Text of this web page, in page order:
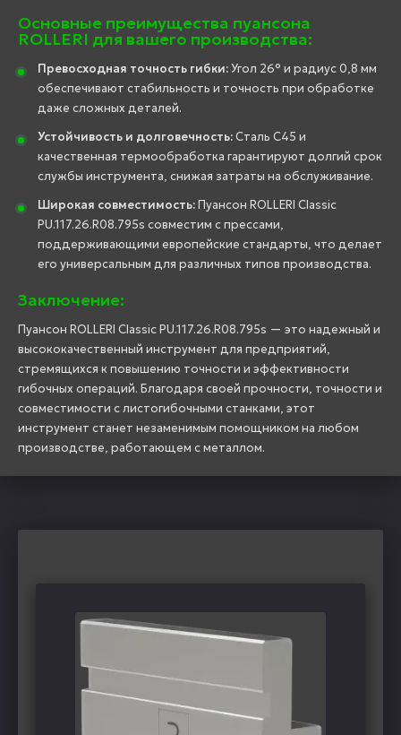
Основные преимущества пуансона
ROLLERI для вашего производства:
Превосходная точность гибки:Угол 26° и радиус 0,8 мм
обеспечивают стабильность и точность при обработке
даже сложных деталей.
Устойчивость и долговечность:Сталь C45 и
качественная термообработка гарантируют долгий срок
службы инструмента, снижая затраты на обслуживание.
Широкая совместимость:Пуансон ROLLERI Classic
PU.117.26.R08.795s совместим с прессами,
поддерживающими европейские стандарты, что делает
его универсальным для различных типов производства.
Заключение:
Пуансон ROLLERI Classic PU.117.26.R08.795s — это надежный и
высококачественный инструмент для предприятий,
стремящихся к повышению точности и эффективности
гибочных операций. Благодаря своей прочности, точности и
совместимости с листогибочными станками, этот
инструмент станет незаменимым помощником на любом
производстве, работающем с металлом.